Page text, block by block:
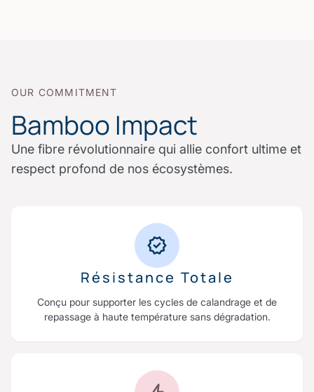
OUR COMMITMENT
Bamboo Impact
Une fibre révolutionnaire qui allie confort ultime et
respect profond de nos écosystèmes.
Résistance Totale
Conçu pour supporter les cycles de calandrage et de
repassage à haute température sans dégradation.